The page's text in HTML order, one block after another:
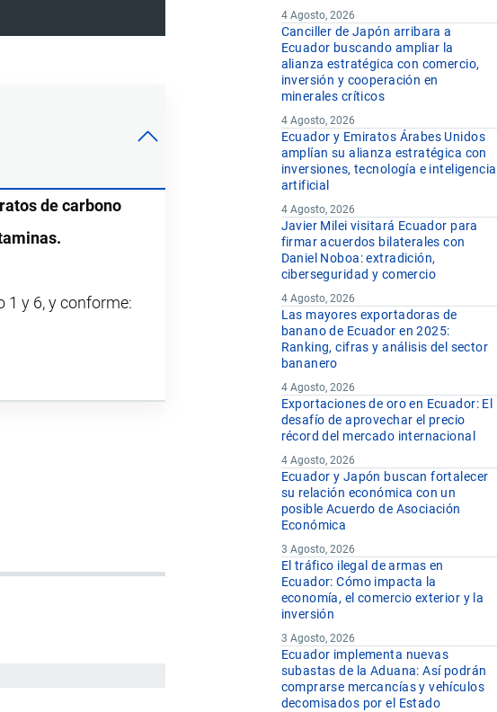
de carbono
1 y 6, y conforme:
4 Agosto, 2026
Canciller de Japón arribara a
Ecuador buscando ampliar la
alianza estratégica con comercio,
inversión y cooperación en
minerales críticos
4 Agosto, 2026
Ecuador y Emiratos Árabes Unidos
amplían su alianza estratégica con
inversiones, tecnología e inteligencia
artificial
4 Agosto, 2026
Javier Milei visitará Ecuador para
firmar acuerdos bilaterales con
Daniel Noboa: extradición,
ciberseguridad y comercio
4 Agosto, 2026
Las mayores exportadoras de
banano de Ecuador en 2025:
Ranking, cifras y análisis del sector
bananero
4 Agosto, 2026
Exportaciones de oro en Ecuador: El
desafío de aprovechar el precio
récord del mercado internacional
4 Agosto, 2026
Ecuador y Japón buscan fortalecer
su relación económica con un
posible Acuerdo de Asociación
Económica
3 Agosto, 2026
El tráfico ilegal de armas en
Ecuador: Cómo impacta la
economía, el comercio exterior y la
inversión
3 Agosto, 2026
Ecuador implementa nuevas
subastas de la Aduana: Así podrán
comprarse mercancías y vehículos
decomisados por el Estado